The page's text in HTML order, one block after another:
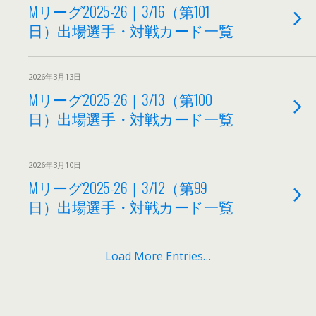
Mリーグ2025-26｜3/16（第101
日）出場選手・対戦カード一覧
2026年3月13日
Mリーグ2025-26｜3/13（第100
日）出場選手・対戦カード一覧
2026年3月10日
Mリーグ2025-26｜3/12（第99
日）出場選手・対戦カード一覧
Load More Entries…